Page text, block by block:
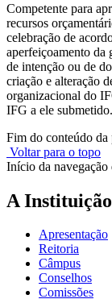
Competente para
recursos
celebração de
aperfeiçoamento da
de intenção ou de
criação e alteração
organizacional do
IFG a ele submetido.
Fim do conteúdo da
Voltar para o topo
Início da navegação
A Instituição
Apresentação
Reitoria
Câmpus
Conselhos
Comissões